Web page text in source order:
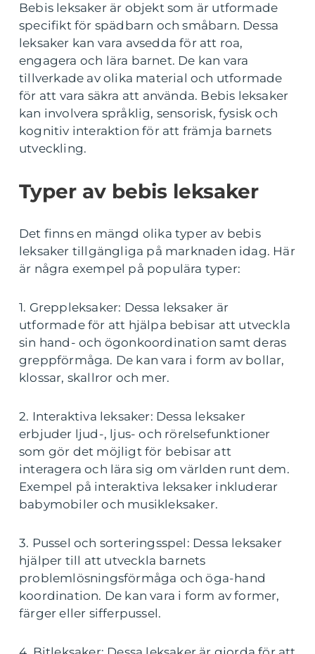
Bebis leksaker är objekt som är utformade
specifikt för spädbarn och småbarn. Dessa
leksaker kan vara avsedda för att roa,
engagera och lära barnet. De kan vara
tillverkade av olika material och utformade
för att vara säkra att använda. Bebis leksaker
kan involvera språklig, sensorisk, fysisk och
kognitiv interaktion för att främja barnets
utveckling.
Typer av bebis leksaker
Det finns en mängd olika typer av bebis
leksaker tillgängliga på marknaden idag. Här
är några exempel på populära typer:
1. Greppleksaker: Dessa leksaker är
utformade för att hjälpa bebisar att utveckla
sin hand- och ögonkoordination samt deras
greppförmåga. De kan vara i form av bollar,
klossar, skallror och mer.
2. Interaktiva leksaker: Dessa leksaker
erbjuder ljud-, ljus- och rörelsefunktioner
som gör det möjligt för bebisar att
interagera och lära sig om världen runt dem.
Exempel på interaktiva leksaker inkluderar
babymobiler och musikleksaker.
3. Pussel och sorteringsspel: Dessa leksaker
hjälper till att utveckla barnets
problemlösningsförmåga och öga-hand
koordination. De kan vara i form av former,
färger eller sifferpussel.